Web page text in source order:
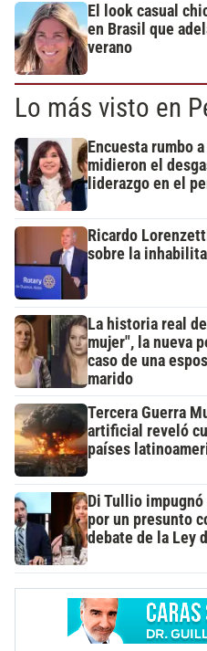
El look casual
en Brasil que
verano
Lo más visto en
Encuesta rumbo
midieron el
liderazgo en el
Ricardo
sobre la
La historia real
mujer", la nueva
caso de una
marido
Tercera Guerra
artificial reveló
países
Di Tullio impugnó
por un presunto
debate de la Ley